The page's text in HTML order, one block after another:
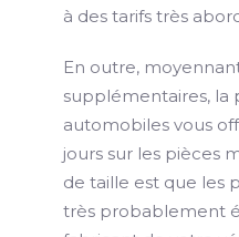
à des tarifs très
En outre,
supplémentaires, la
automobiles vous
jours sur les pièces
de taille est que les
très probablement